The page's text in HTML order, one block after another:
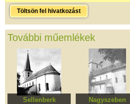
Töltsön fel hivatkozást
További műemlékek
Sellenberk
Nagyszeben